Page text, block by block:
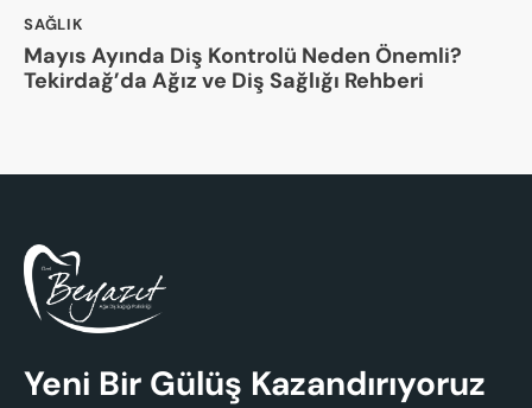
SAĞLIK
Mayıs Ayında Diş Kontrolü Neden Önemli?
Tekirdağ’da Ağız ve Diş Sağlığı Rehberi
Yeni Bir Gülüş Kazandırıyoruz